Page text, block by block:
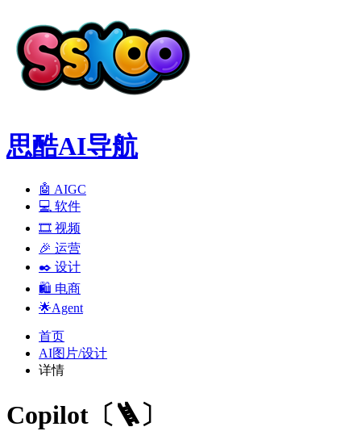
思酷AI导航
🤖 AIGC
💻️ 软件
🎞️ 视频
🎉 运营
✒️ 设计
🛍️ 电商
🌟Agent
首页
AI图片/设计
详情
Copilot〔🪜〕